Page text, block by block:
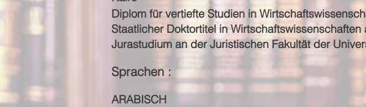
Diplom für vertiefte Studien in
Staatlicher Doktortitel in
Jurastudium an der Juristischen Fakultät der
Sprachen :
ARABISCH